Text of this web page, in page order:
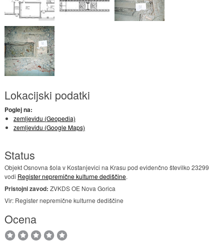
Lokacijski podatki
Poglej na:
zemljevidu (Geopedia)
zemljevidu (Google Maps)
Status
Objekt Osnovna šola v Kostanjevici na Krasu pod evidenčno številko 23299
vodi Register nepremične kulturne dediščine.
Pristojni zavod: ZVKDS OE Nova Gorica
Vir: Register nepremične kulturne dediščine
Ocena